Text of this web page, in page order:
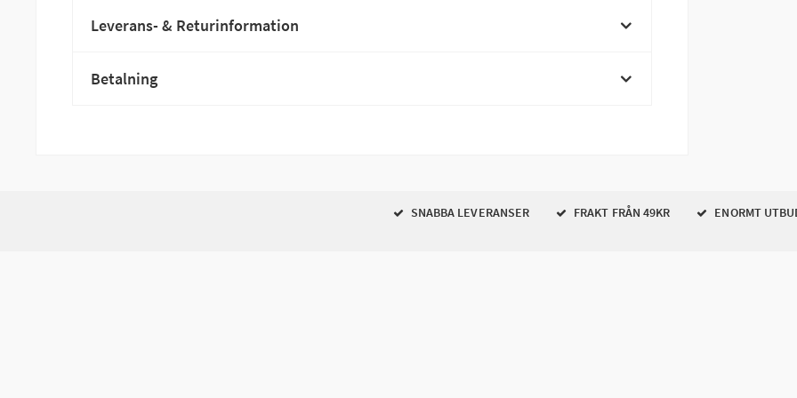
Leverans- & Returinformation
Betalning
SNABBA LEVERANSER FRAKT FRÅN 49KR ENORMT